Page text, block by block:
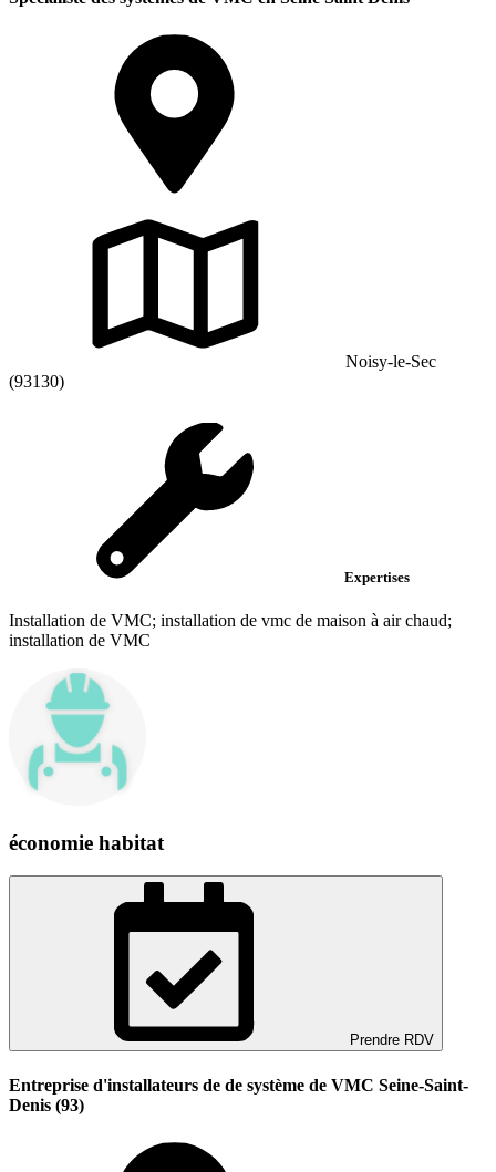
Noisy-le-Sec
(93130)
Expertises
Installation de VMC; installation de vmc de maison à air chaud;
installation de VMC
économie habitat
Prendre RDV
Entreprise d'installateurs de de système de VMC Seine-Saint-
Denis (93)